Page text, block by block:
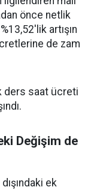
önce netlik
artışın
de zam
ders saat ücreti
Değişim de
ek